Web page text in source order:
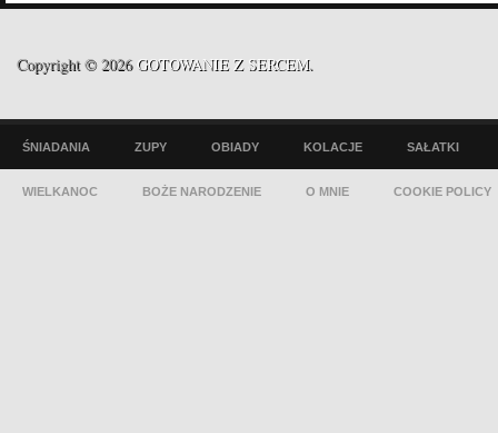
Copyright © 2026 GOTOWANIE Z SERCEM.
ŚNIADANIA ZUPY OBIADY KOLACJE SAŁATKI
WIELKANOC BOŻE NARODZENIE O MNIE COOKIE POLICY